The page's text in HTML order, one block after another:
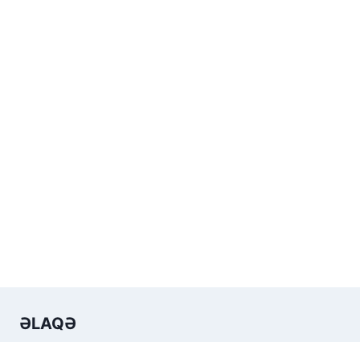
ƏLAQƏ